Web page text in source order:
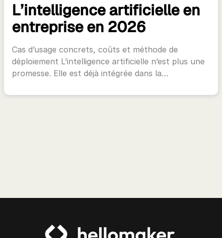
L’intelligence artificielle en
entreprise en 2026
Cas d’usage concrets, coûts et méthode de
déploiement L’intelligence artificielle n’est plus une
promesse. Elle est déjà intégrée dans la…